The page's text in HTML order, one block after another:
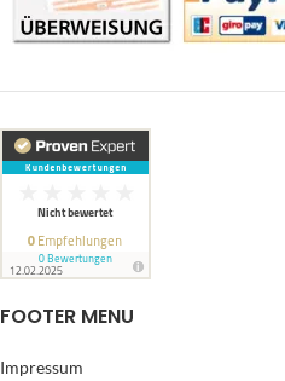
FOOTER MENU
Impressum